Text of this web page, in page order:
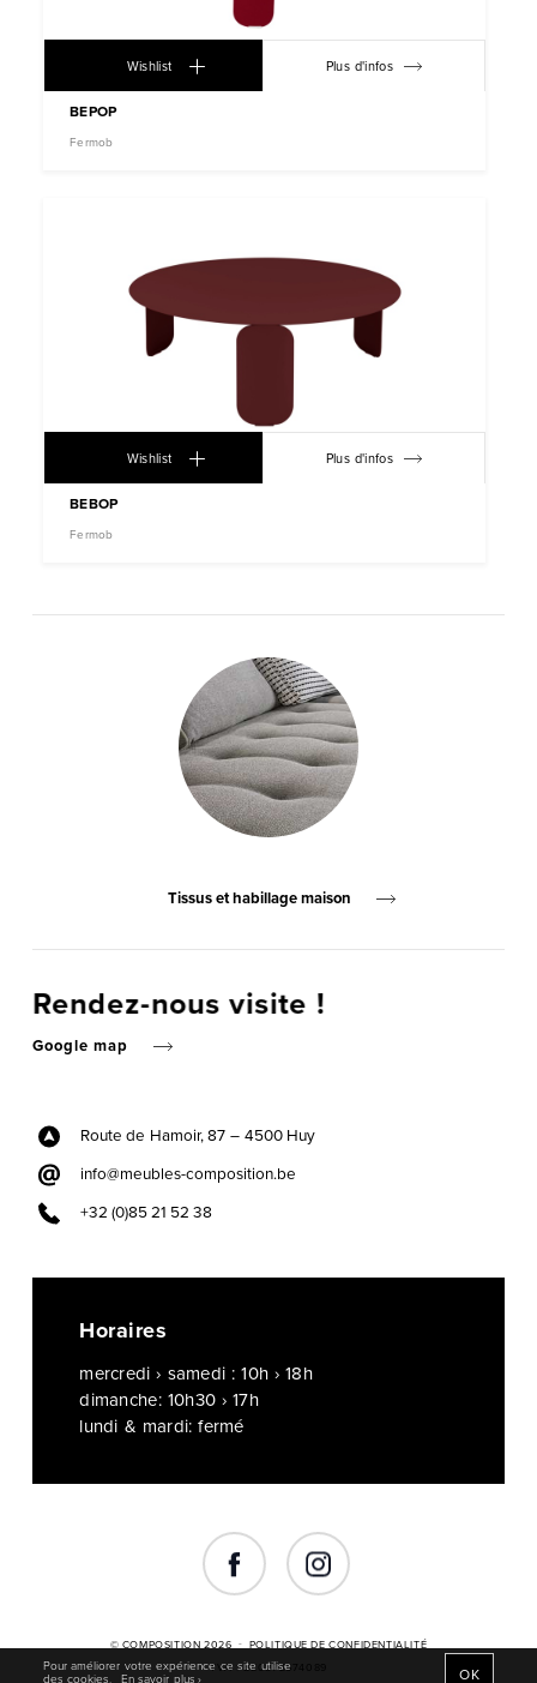
Wishlist Plus d'infos
BEPOP
Fermob
Wishlist Plus d'infos
BEBOP
Fermob
Tissus et habillage maison
Rendez-nous visite !
Google map
Route de Hamoir, 87 – 4500 Huy
info@meubles-composition.be
+32 (0)85 21 52 38
Horaires
mercredi › samedi : 10h › 18h
dimanche: 10h30 › 17h
lundi & mardi: fermé
© COMPOSITION 2026
POLITIQUE DE CONFIDENTIALITÉ
TVA : BE0872574089
Pour améliorer votre expérience ce site utilise
des cookies.
En savoir plus › OK